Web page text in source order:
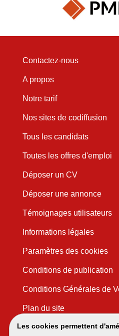
Les cookies permettent
Contactez-nous
A propos
Notre tarif
Nos sites de codiffusion
Tous les candidats
Toutes les offres d'emploi
Déposer un CV
Déposer une annonce
Témoignages utilisateurs
Informations légales
Paramètres des cookies
Conditions de publication
Conditions Générales de
Plan du site